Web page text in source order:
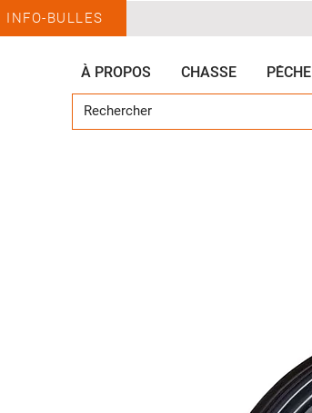
INFO-BULLES
À PROPOS CHASSE PÊCHE